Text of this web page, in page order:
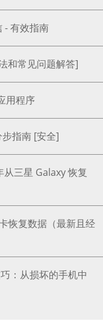
- 有效指南
和常见问题解答]
用程序
指南 [安全]
三星 Galaxy 恢复
恢复数据（最新且经
：从损坏的手机中